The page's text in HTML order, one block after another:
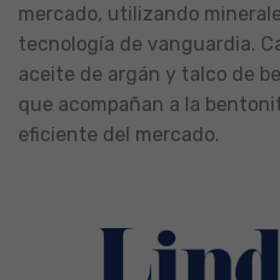
mercado, utilizando
tecnología de vanguardia.
aceite de argán y talco de
que acompañan a la
eficiente del mercado.